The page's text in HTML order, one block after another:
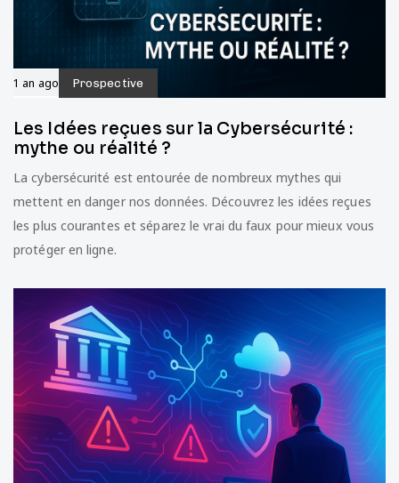
1 an ago Prospective
Les Idées reçues sur la Cybersécurité :
mythe ou réalité ?
La cybersécurité est entourée de nombreux mythes qui
mettent en danger nos données. Découvrez les idées reçues
les plus courantes et séparez le vrai du faux pour mieux vous
protéger en ligne.